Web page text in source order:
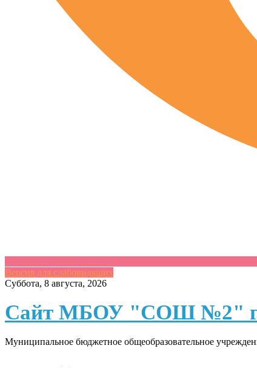
Версия для слабовидящих
Skip
content
Суббота, 8 августа, 2026
Сайт МБОУ "СОШ №2" г.
Муниципальное бюджетное общеобразовательное